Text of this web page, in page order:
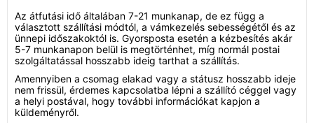
Az átfutási idő általában 7-21 munkanap, de ez függ a
választott szállítási módtól, a vámkezelés sebességétől és az
ünnepi időszakoktól is. Gyorsposta esetén a kézbesítés akár
5-7 munkanapon belül is megtörténhet, míg normál postai
szolgáltatással hosszabb ideig tarthat a szállítás.
Amennyiben a csomag elakad vagy a státusz hosszabb ideje
nem frissül, érdemes kapcsolatba lépni a szállító céggel vagy
a helyi postával, hogy további információkat kapjon a
küldeményről.